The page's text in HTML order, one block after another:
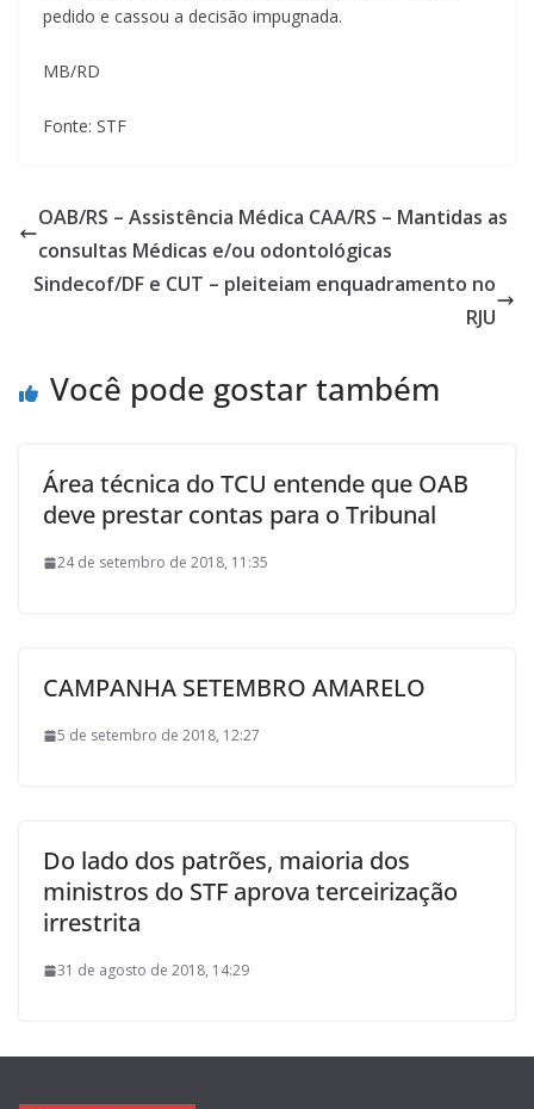
pedido e cassou a decisão impugnada.
MB/RD
Fonte: STF
OAB/RS – Assistência Médica CAA/RS – Mantidas as
consultas Médicas e/ou odontológicas
Sindecof/DF e CUT – pleiteiam enquadramento no
RJU
Você pode gostar também
Área técnica do TCU entende que OAB
deve prestar contas para o Tribunal
24 de setembro de 2018, 11:35
CAMPANHA SETEMBRO AMARELO
5 de setembro de 2018, 12:27
Do lado dos patrões, maioria dos
ministros do STF aprova terceirização
irrestrita
31 de agosto de 2018, 14:29